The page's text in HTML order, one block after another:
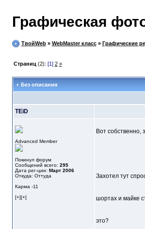
Графическая
ТвойWeb» WebMaster класс» Графические
Страниц (2): [1] 2 »
Без описания
TEiD
Advanced Member
Покинул форум
Сообщений всего: 295
Дата рег-ции: Март 2006
Откуда: Оттуда
Карма -11
[+][+]
Вот собственно,
Захотел тут
шортах и майке
это?